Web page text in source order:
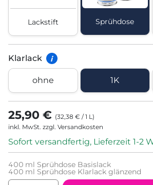
Lackstift Sprühdose
Klarlack i
ohne 1K
25,90 € (32,38 € /1 L )
inkl. MwSt. zzgl. Versandkosten
Sofort versandfertig, Lieferzeit 1-2
400 ml Sprühdose Basislack
400 ml Sprühdose Klarlack glänzend